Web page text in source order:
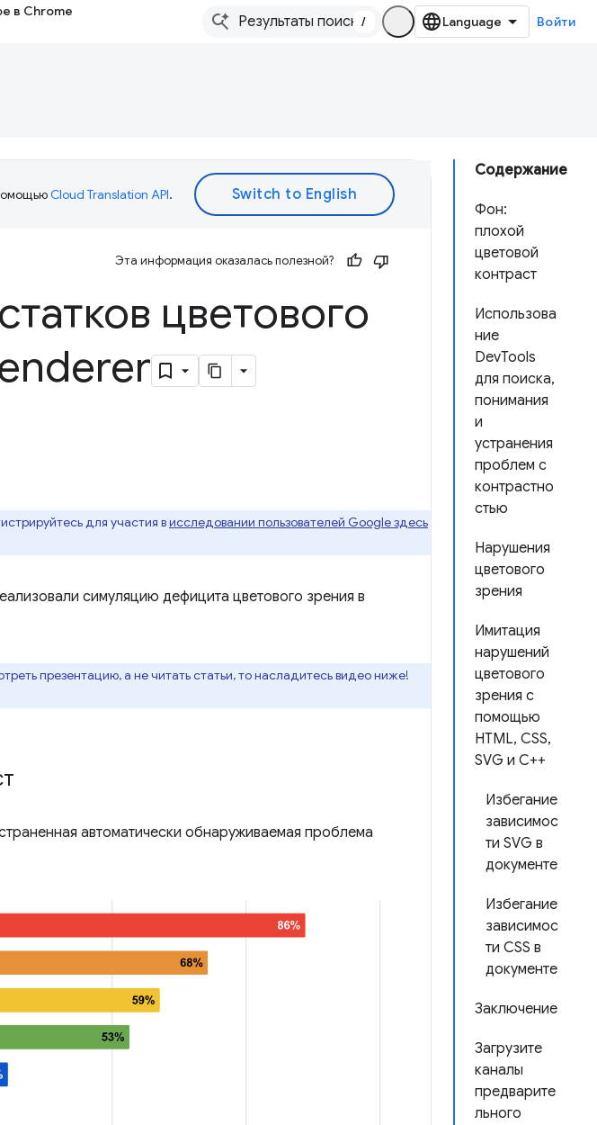
в Chrome
/ Войти
Содержание
Фон:
плохой
цветовой
контраст
Использова
ние
DevTools
для поиска,
понимания
и
устранения
проблем с
контрастно
стью
Нарушения
цветового
зрения
Имитация
нарушений
цветового
зрения с
помощью
HTML, CSS,
SVG и C++
Избегание
зависимос
ти SVG в
документе
Избегание
зависимос
ти CSS в
документе
Заключение
Загрузите
каналы
предварите
льного
Cloud Translation API.
Эта информация оказалась полезной?
цветового
для участия висследовании пользователей Google здесь
симуляцию дефицита цветового зрения в
презентацию, а не читать статьи, то насладитесь видео ниже!
автоматически обнаруживаемая проблема